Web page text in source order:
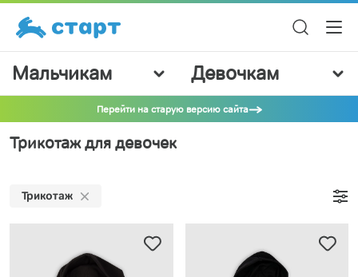
Мальчикам Девочкам
Перейти на старую версию сайта
Трикотаж для девочек
Трикотаж